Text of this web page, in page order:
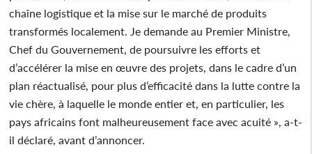
chaîne logistique et la mise sur le marché de produits
transformés localement. Je demande au Premier Ministre,
Chef du Gouvernement, de poursuivre les efforts et
d’accélérer la mise en œuvre des projets, dans le cadre d’un
plan réactualisé, pour plus d’efficacité dans la lutte contre la
vie chère, à laquelle le monde entier et, en particulier, les
pays africains font malheureusement face avec acuité », a-t-
il déclaré, avant d’annoncer.